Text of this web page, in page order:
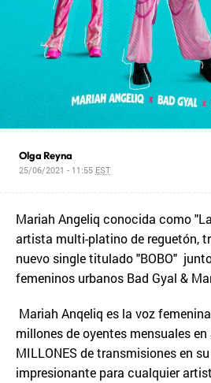
Olga Reyna
25/06/2021 - 11:55 EST
Mariah Angeliq conocida como
artista multi-platino de reguetón,
nuevo single titulado "BOBO"
femeninos urbanos Bad Gyal &
Mariah Anqeliq es la voz
millones de oyentes mensuales
MILLONES de transmisiones en
impresionante para cualquier